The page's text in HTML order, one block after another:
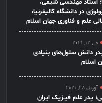
استاد مهندسی شیمی،
در دانشگاه کالیفرنیا،
علم و فناوری جهان اسلام
می 12, 2021
دانش سلول‌های بنیادی
اسلام
آوریل 28, 2021
پدر علم فیـزیک ایران